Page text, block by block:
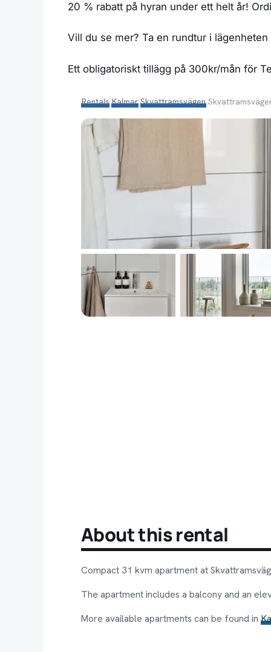
20 % rabatt på hyran under ett helt år!
Vill du se mer? Ta en rundtur i
Ett obligatoriskt tillägg på 300kr/mån för
Rentals›Kalmar›Skvattramsvägen›
About this rental
Compact 31 kvm apartment at
The apartment includes a balcony and an
More available apartments can be found in